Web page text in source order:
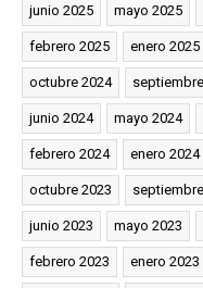
junio 2025 mayo 2025
febrero 2025 enero 2025
octubre 2024
junio 2024 mayo 2024
febrero 2024 enero 2024
octubre 2023
junio 2023 mayo 2023
febrero 2023 enero 2023